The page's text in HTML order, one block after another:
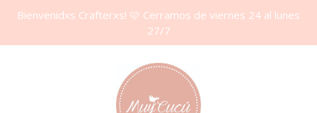
Bienvenidxs Crafterxs! 🩷 Cerramos de viernes 24 al lunes
27/7